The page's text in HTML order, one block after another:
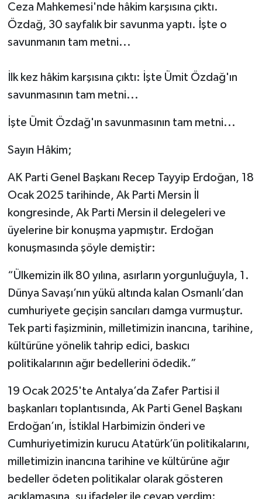
Ceza Mahkemesi'nde hâkim karşısına çıktı.
Özdağ, 30 sayfalık bir savunma yaptı. İşte o
savunmanın tam metni...
İlk kez hâkim karşısına çıktı: İşte Ümit Özdağ'ın
savunmasının tam metni...
İşte Ümit Özdağ'ın savunmasının tam metni...
Sayın Hâkim;
AK Parti Genel Başkanı Recep Tayyip Erdoğan, 18
Ocak 2025 tarihinde, Ak Parti Mersin İl
kongresinde, Ak Parti Mersin il delegeleri ve
üyelerine bir konuşma yapmıştır. Erdoğan
konuşmasında şöyle demiştir:
“Ülkemizin ilk 80 yılına, asırların yorgunluğuyla, 1.
Dünya Savaşı’nın yükü altında kalan Osmanlı’dan
cumhuriyete geçişin sancıları damga vurmuştur.
Tek parti faşizminin, milletimizin inancına, tarihine,
kültürüne yönelik tahrip edici, baskıcı
politikalarının ağır bedellerini ödedik.”
19 Ocak 2025'te Antalya’da Zafer Partisi il
başkanları toplantısında, Ak Parti Genel Başkanı
Erdoğan’ın, İstiklal Harbimizin önderi ve
Cumhuriyetimizin kurucu Atatürk’ün politikalarını,
milletimizin inancına tarihine ve kültürüne ağır
bedeller ödeten politikalar olarak gösteren
açıklamasına, şu ifadeler ile cevap verdim: